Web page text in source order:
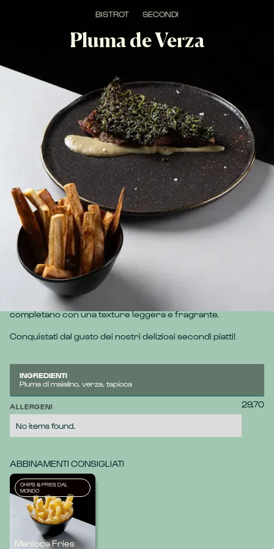
BISTROT SECONDI
Pluma de Verza
NEW
Pluma di maialino servita su crema di verza arrostita, che
arricchisce il piatto con note affumicate. Le tapioca fries
aggiungono croccantezza, mentre le verza chips
completano con una texture leggera e fragrante.
Conquistati dal gusto dei nostri deliziosi secondi piatti!
INGREDIENTI
Pluma di maialino, verza, tapioca
ALLERGENI
No items found.
29,70
ABBINAMENTI CONSIGLIATI
CHIPS & FRIES DAL
MONDO
Manioca Fries